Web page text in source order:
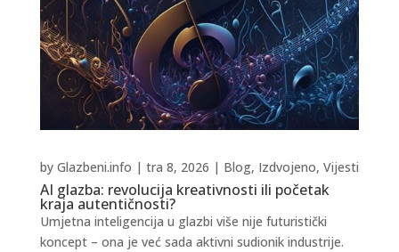
AI glazba: revolucija kreativnosti ili početak
kraja autentičnosti?
by Glazbeni.info | tra 8, 2026 | Blog, Izdvojeno, Vijesti
Umjetna inteligencija u glazbi više nije futuristički
koncept – ona je već sada aktivni sudionik industrije.